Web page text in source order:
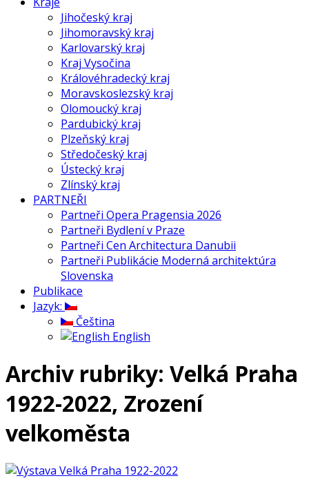
Jihočeský kraj
Jihomoravský kraj
Karlovarský kraj
Kraj Vysočina
Královéhradecký kraj
Moravskoslezský kraj
Olomoucký kraj
Pardubický kraj
Plzeňský kraj
Středočeský kraj
Ústecký kraj
Zlínský kraj
PARTNEŘI
Partneři Opera Pragensia 2026
Partneři Bydlení v Praze
Partneři Cen Architectura Danubii
Partneři Publikácie Moderná architektúra
Slovenska
Publikace
Jazyk:
Čeština
English
Archiv rubriky: Velká Praha
1922-2022, Zrození
velkoměsta